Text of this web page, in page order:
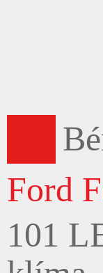
Ford
101